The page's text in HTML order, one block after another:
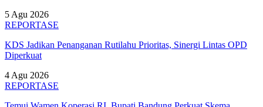
5 Agu 2026
REPORTASE
KDS Jadikan Penanganan Rutilahu Prioritas, Sinergi Lintas OPD
Diperkuat
4 Agu 2026
REPORTASE